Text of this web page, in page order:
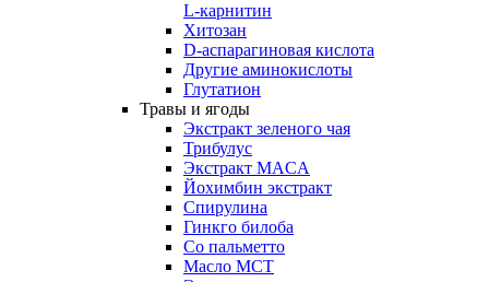
L-карнитин
Хитозан
D-аспарагиновая кислота
Другие аминокислоты
Глутатион
Травы и ягоды
Экстракт зеленого чая
Трибулус
Экстракт MACA
Йохимбин экстракт
Спирулина
Гинкго билоба
Cо пальметто
Масло MCT